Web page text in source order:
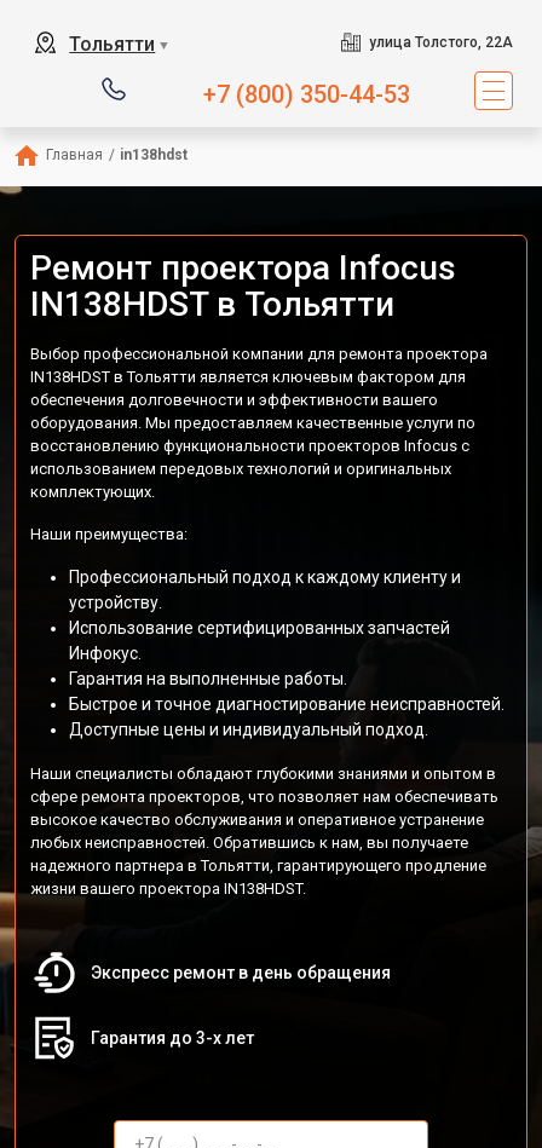
Тольятти ▼ улица Толстого, 22А
+7 (800) 350-44-53
Главная / in138hdst
Ремонт проектора Infocus
IN138HDST в Тольятти
Выбор профессиональной компании для ремонта проектора
IN138HDST в Тольятти является ключевым фактором для
обеспечения долговечности и эффективности вашего
оборудования. Мы предоставляем качественные услуги по
восстановлению функциональности проекторов Infocus с
использованием передовых технологий и оригинальных
комплектующих.
Наши преимущества:
Профессиональный подход к каждому клиенту и
устройству.
Использование сертифицированных запчастей
Инфокус.
Гарантия на выполненные работы.
Быстрое и точное диагностирование неисправностей.
Доступные цены и индивидуальный подход.
Наши специалисты обладают глубокими знаниями и опытом в
сфере ремонта проекторов, что позволяет нам обеспечивать
высокое качество обслуживания и оперативное устранение
любых неисправностей. Обратившись к нам, вы получаете
надежного партнера в Тольятти, гарантирующего продление
жизни вашего проектора IN138HDST.
Экспресс ремонт в день обращения
Гарантия до 3-х лет